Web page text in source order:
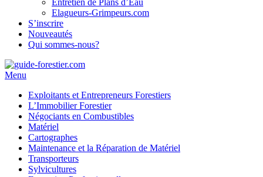
Entretien de Plans d’Eau
Elagueurs-Grimpeurs.com
S’inscrire
Nouveautés
Qui sommes-nous?
Menu
Exploitants et Entrepreneurs Forestiers
L’Immobilier Forestier
Négociants en Combustibles
Matériel
Cartographes
Maintenance et la Réparation de Matériel
Transporteurs
Sylvicultures